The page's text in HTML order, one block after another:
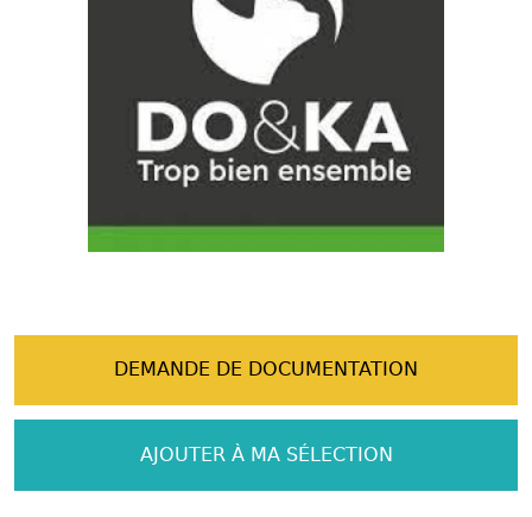
DEMANDE DE DOCUMENTATION
AJOUTER À MA SÉLECTION